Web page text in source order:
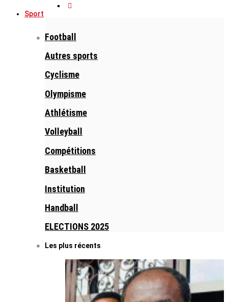
Sport
Football
Autres sports
Cyclisme
Olympisme
Athlétisme
Volleyball
Compétitions
Basketball
Institution
Handball
ELECTIONS 2025
Les plus récents